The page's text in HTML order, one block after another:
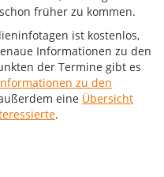
früher zu kommen.
ist kostenlos,
Informationen zu den
der Termine gibt es
zu den
eine Übersicht
.